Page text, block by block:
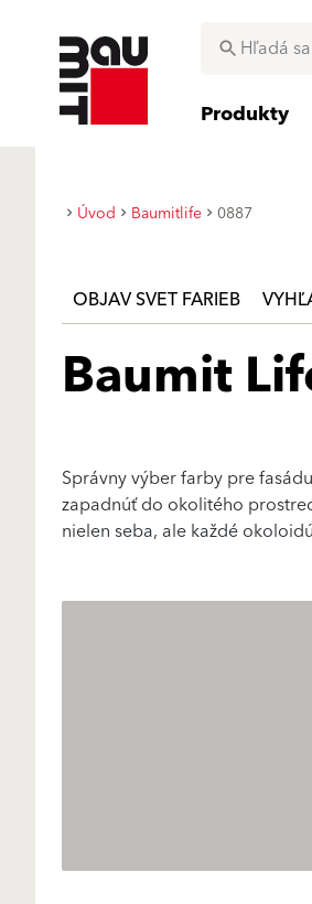
Produkty
Úvod Baumitlife 0887
OBJAV SVET FARIEB
Baumit
Správny výber farby pre
zapadnúť do okolitého
nielen seba, ale každé